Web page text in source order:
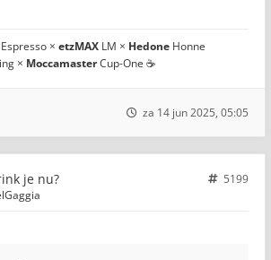
Espresso × etzMAX LM × Hedone Honne
× MoccamasterCup-One ☕
za 14 jun 2025, 05:05
je nu?
5199